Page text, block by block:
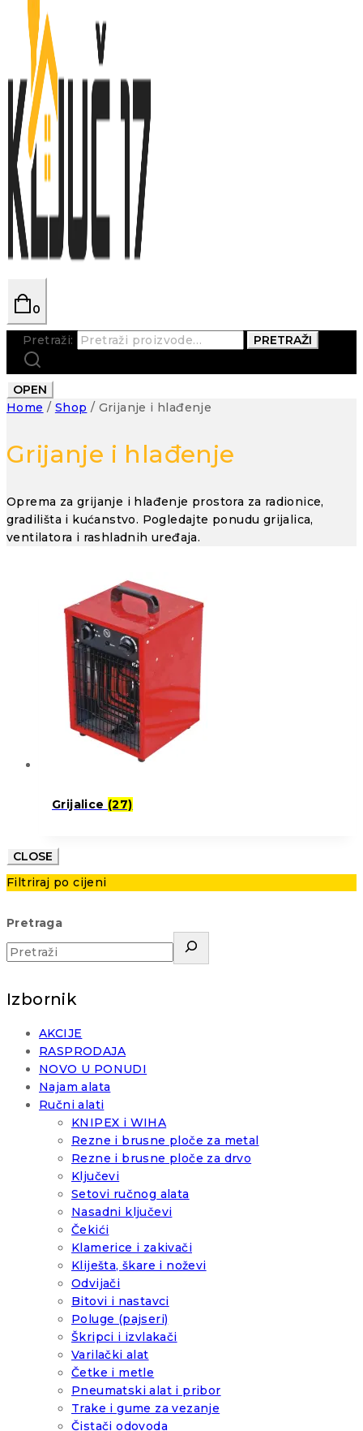
0
Pretraži: PRETRAŽI
OPEN
Home / Shop / Grijanje i hlađenje
Grijanje i hlađenje
Oprema za grijanje i hlađenje prostora za radionice,
gradilišta i kućanstvo. Pogledajte ponudu grijalica,
ventilatora i rashladnih uređaja.
Grijalice (27)
CLOSE
Filtriraj po cijeni
Pretraga
Izbornik
AKCIJE
RASPRODAJA
NOVO U PONUDI
Najam alata
Ručni alati
KNIPEX i WIHA
Rezne i brusne ploče za metal
Rezne i brusne ploče za drvo
Ključevi
Setovi ručnog alata
Nasadni ključevi
Čekići
Klamerice i zakivači
Kliješta, škare i noževi
Odvijači
Bitovi i nastavci
Poluge (pajseri)
Škripci i izvlakači
Varilački alat
Četke i metle
Pneumatski alat i pribor
Trake i gume za vezanje
Čistači odovoda